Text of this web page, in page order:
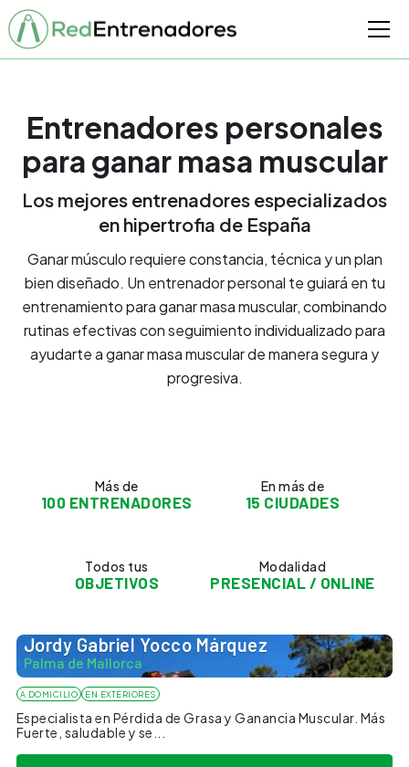
Entrenadores personales
para ganar masa muscular
Los mejores entrenadores especializados
en hipertrofia de España
Ganar músculo requiere constancia, técnica y un plan
bien diseñado. Un entrenador personal te guiará en tu
entrenamiento para ganar masa muscular, combinando
rutinas efectivas con seguimiento individualizado para
ayudarte a ganar masa muscular de manera segura y
progresiva.
Más de
100 ENTRENADORES
En más de
15 CIUDADES
Todos tus
OBJETIVOS
Modalidad
PRESENCIAL / ONLINE
Jordy Gabriel Yocco Márquez
Palma de Mallorca
A DOMICILIO EN EXTERIORES
Especialista en Pérdida de Grasa y Ganancia Muscular. Más
Fuerte, saludable y se...